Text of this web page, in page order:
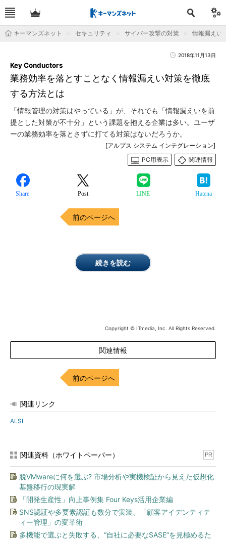
キーマンズネット セキュリティ サイバー攻撃の対策 情報漏えい
2018年11月13日
業務効率を落とすことなく情報漏えい対策を徹底
する方法とは
Key Conductors
「情報管理の対策はやっている」が、それでも「情報漏えいを前
提とした対策が不十分」という課題を抱える企業は多い。ユーザ
ーの業務効率を落とさずに打てる対策はないだろうか。
[アルプス システム インテグレーション]
PC用表示
関連情報
Share Post LINE Hatena
前のページへ
続きを読む
Copyright © ITmedia, Inc. All Rights Reserved.
関連情報
前のページへ
関連リンク
ALSI
関連資料（ホワイトペーパー） PR
脱VMwareに何を選ぶ? 市場分析や実機検証から見えた仮想化
基盤移行の現実解
「開発生産性」向上事例集 Four Keys活用企業編
SNS認証や多要素認証も数分で実装、「顧客アイデンティテ
ィー管理」の変革術
多機能で選ぶと失敗する、“自社に必要なSASE”を見極めるた